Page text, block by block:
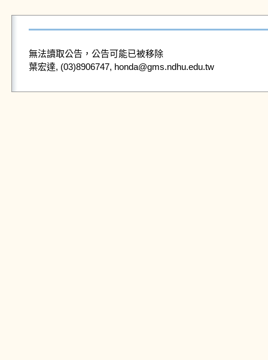
無法讀取公告，公告可能已被移除
葉宏達, (03)8906747, honda@gms.ndhu.edu.tw